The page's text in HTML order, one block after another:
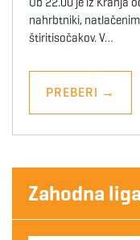
nahrbtniki,
štiritisočakov. V…
PREBERI →
Zahodna liga